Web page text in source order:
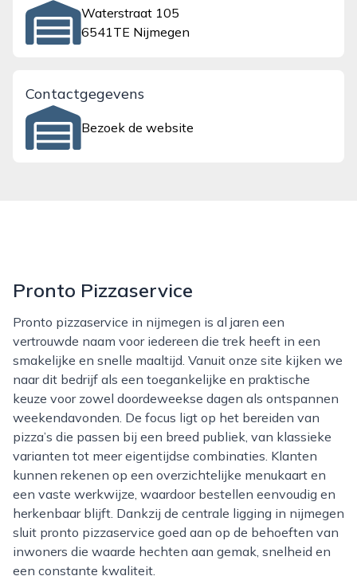
Waterstraat 105
6541TE Nijmegen
Contactgegevens
Bezoek de website
Pronto Pizzaservice
Pronto pizzaservice in nijmegen is al jaren een
vertrouwde naam voor iedereen die trek heeft in een
smakelijke en snelle maaltijd. Vanuit onze site kijken we
naar dit bedrijf als een toegankelijke en praktische
keuze voor zowel doordeweekse dagen als ontspannen
weekendavonden. De focus ligt op het bereiden van
pizza’s die passen bij een breed publiek, van klassieke
varianten tot meer eigentijdse combinaties. Klanten
kunnen rekenen op een overzichtelijke menukaart en
een vaste werkwijze, waardoor bestellen eenvoudig en
herkenbaar blijft. Dankzij de centrale ligging in nijmegen
sluit pronto pizzaservice goed aan op de behoeften van
inwoners die waarde hechten aan gemak, snelheid en
een constante kwaliteit.